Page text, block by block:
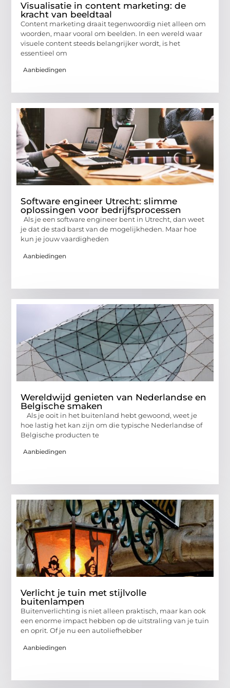
Visualisatie in content marketing: de
kracht van beeldtaal
Content marketing draait tegenwoordig niet alleen om
woorden, maar vooral om beelden. In een wereld waar
visuele content steeds belangrijker wordt, is het
essentieel om
Aanbiedingen
Software engineer Utrecht: slimme
oplossingen voor bedrijfsprocessen
Als je een software engineer bent in Utrecht, dan weet
je dat de stad barst van de mogelijkheden. Maar hoe
kun je jouw vaardigheden
Aanbiedingen
Wereldwijd genieten van Nederlandse en
Belgische smaken
Als je ooit in het buitenland hebt gewoond, weet je
hoe lastig het kan zijn om die typische Nederlandse of
Belgische producten te
Aanbiedingen
Verlicht je tuin met stijlvolle
buitenlampen
Buitenverlichting is niet alleen praktisch, maar kan ook
een enorme impact hebben op de uitstraling van je tuin
en oprit. Of je nu een autoliefhebber
Aanbiedingen